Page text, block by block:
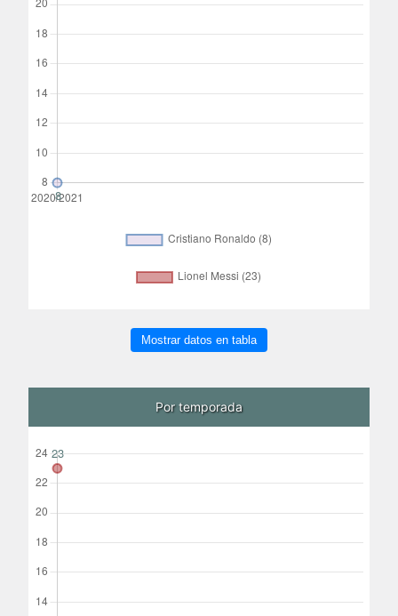
Mostrar datos en tabla
Por temporada